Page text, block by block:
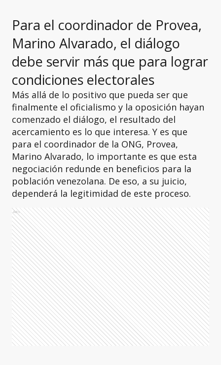
Para el coordinador de Provea,
Marino Alvarado, el diálogo
debe servir más que para lograr
condiciones electorales
Más allá de lo positivo que pueda ser que
finalmente el oficialismo y la oposición hayan
comenzado el diálogo, el resultado del
acercamiento es lo que interesa. Y es que
para el coordinador de la ONG, Provea,
Marino Alvarado, lo importante es que esta
negociación redunde en beneficios para la
población venezolana. De eso, a su juicio,
dependerá la legitimidad de este proceso.
Ads